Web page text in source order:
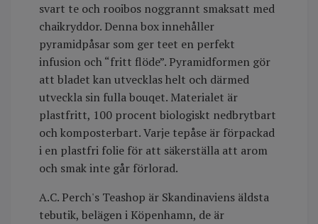
svart te och rooibos noggrannt smaksatt med
chaikryddor. Denna box innehåller
pyramidpåsar som ger teet en perfekt
infusion och “fritt flöde”. Pyramidformen gör
att bladet kan utvecklas helt och därmed
utveckla sin fulla bouqet. Materialet är
plastfritt, 100 procent biologiskt nedbrytbart
och komposterbart. Varje tepåse är förpackad
i en plastfri folie för att säkerställa att arom
och smak inte går förlorad.
A.C. Perch's Teashop är Skandinaviens äldsta
tebutik, belägen i Köpenhamn, de är